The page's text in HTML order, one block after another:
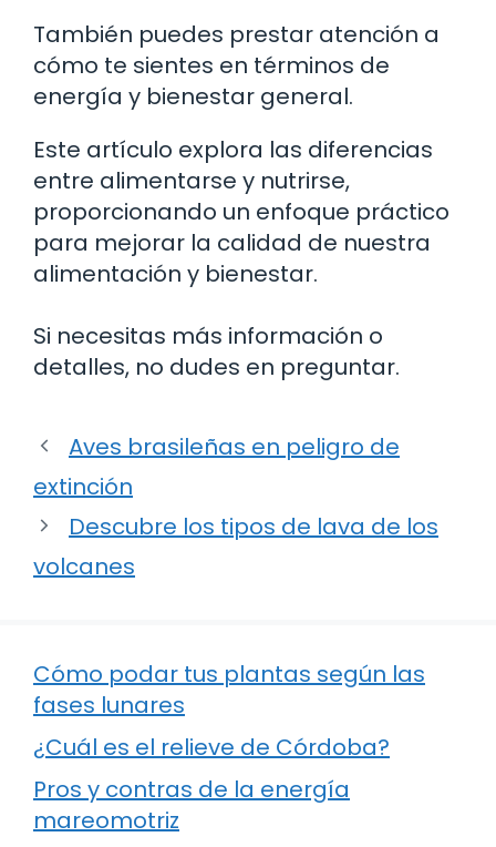
También puedes prestar atención a
cómo te sientes en términos de
energía y bienestar general.
Este artículo explora las diferencias
entre alimentarse y nutrirse,
proporcionando un enfoque práctico
para mejorar la calidad de nuestra
alimentación y bienestar.
Si necesitas más información o
detalles, no dudes en preguntar.
Aves brasileñas en peligro de
extinción
Descubre los tipos de lava de los
volcanes
Cómo podar tus plantas según las
fases lunares
¿Cuál es el relieve de Córdoba?
Pros y contras de la energía
mareomotriz